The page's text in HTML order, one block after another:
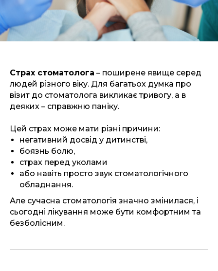
Страх стоматолога – поширене явище серед
людей різного віку. Для багатьох думка про
візит до стоматолога викликає тривогу, а в
деяких – справжню паніку.
Цей страх може мати різні причини:
негативний досвід у дитинстві,
боязнь болю,
страх перед уколами
або навіть просто звук стоматологічного
обладнання.
Але сучасна стоматологія значно змінилася, і
сьогодні лікування може бути комфортним та
безболісним.